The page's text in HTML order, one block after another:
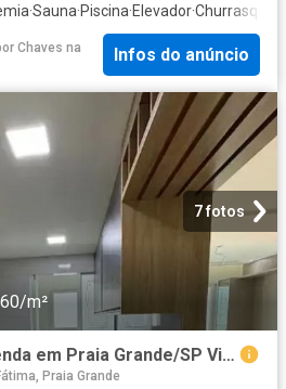
·Sauna·Piscina·Elevador·
Chaves na
Infos do anúncio
7 fotos
m²
Apartamento para Venda em Praia Grande/SP Vila Caiçara 2 Quartos
Praia Grande